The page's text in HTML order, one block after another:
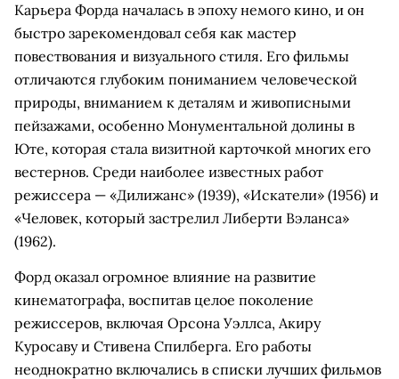
Карьера Форда началась в эпоху немого кино, и он
быстро зарекомендовал себя как мастер
повествования и визуального стиля. Его фильмы
отличаются глубоким пониманием человеческой
природы, вниманием к деталям и живописными
пейзажами, особенно Монументальной долины в
Юте, которая стала визитной карточкой многих его
вестернов. Среди наиболее известных работ
режиссера — «Дилижанс» (1939), «Искатели» (1956) и
«Человек, который застрелил Либерти Вэланса»
(1962).
Форд оказал огромное влияние на развитие
кинематографа, воспитав целое поколение
режиссеров, включая Орсона Уэллса, Акиру
Куросаву и Стивена Спилберга. Его работы
неоднократно включались в списки лучших фильмов